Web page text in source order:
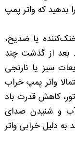
بدهید که واتر پمپ
یا ضدیخ،
بعد از گذشت چند
سبز یا نارنجی
واتر پمپ خراب
کاهش قدرت باد
آب و شنیدن صدای
به دلیل خرابی واتر